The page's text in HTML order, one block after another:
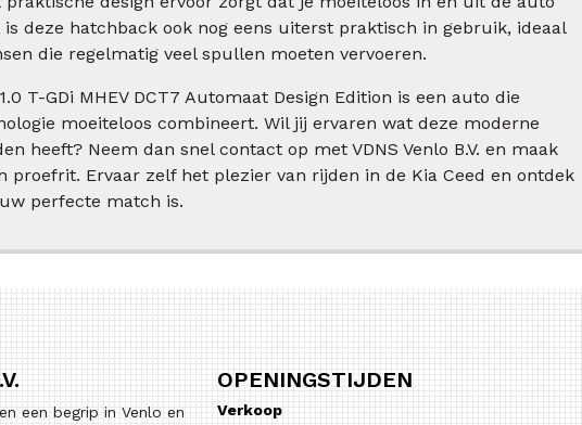
deze hatchback ook nog eens uiterst praktisch in gebruik, ideaal
die regelmatig veel spullen moeten vervoeren.
T-GDi MHEV DCT7 Automaat Design Edition is een auto die
moeiteloos combineert. Wil jij ervaren wat deze moderne
heeft? Neem dan snel contact op met VDNS Venlo B.V. en maak
proefrit. Ervaar zelf het plezier van rijden in de Kia Ceed en ontdek
perfecte match is.
een begrip in Venlo en
OPENINGSTIJDEN
Verkoop